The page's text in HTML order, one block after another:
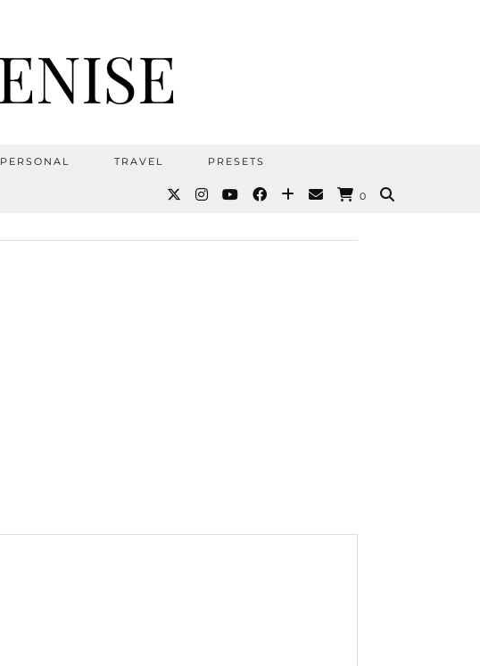
PERSONAL TRAVEL PRESETS
0